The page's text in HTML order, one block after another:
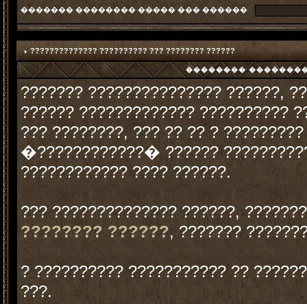
������� �������� ����� ��� ������
?????????????? ?????????? ??? ???????? ??????
��������
??????? ??????????????? ??????,
?????? ????????????? ??????????
??? ????????, ??? ?? ?? ?
�????????????� ??????
???????????? ???? ??????.
??? ?????????????? ??????,
???????? ??????, ???????
? ?????????? ??????????? ??
???.